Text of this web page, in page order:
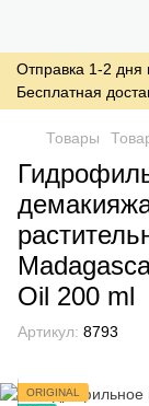
Отправка 1-2 дня
Бесплатная
Товары
Oil 200 ml
Артикул: 8793
ORIGINAL